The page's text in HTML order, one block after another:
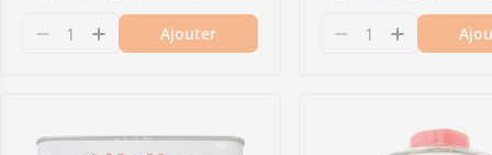
Diminuer la quantité pour 1.954.2860 -
Augmenter la quantité pour 1.954.2860
Ajouter
Diminuer la